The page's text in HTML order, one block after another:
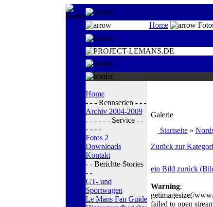
Home
Home
- - - Rennserien - - -
Archiv 2004-2009
- - - - - - Service - -
- - - -
Fotos 2
Downloads
Kontakt
- - Berichte-Stories
- -
GT- und
Sportwagen
Le Mans Fan Guide
Galerie
Startseite»
Zurück zur
ein Bild zurück
Warning:
getimagesize(/
failed to open